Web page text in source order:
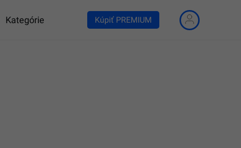
Kategórie Kúpiť PREMIUM